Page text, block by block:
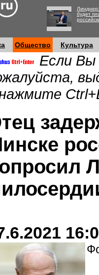
будет
Общество Культура
Если Вы